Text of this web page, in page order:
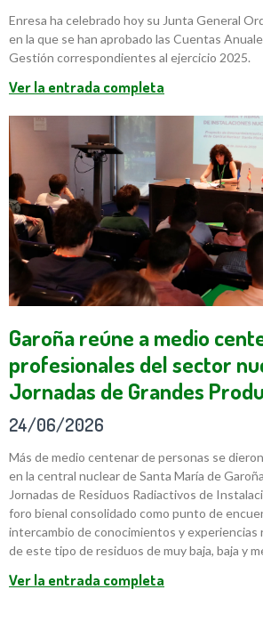
Enresa ha celebrado hoy su Junta General
en la que se han aprobado las Cuentas
Gestión correspondientes al ejercicio 2025.
Ver la entrada completa
Garoña reúne a medio
profesionales del sector
Jornadas de Grandes
24/06/2026
Más de medio centenar de personas se
en la central nuclear de Santa María de
Jornadas de Residuos Radiactivos de
foro bienal consolidado como punto de
intercambio de conocimientos y experiencias
de este tipo de residuos de muy baja, baja y
Ver la entrada completa